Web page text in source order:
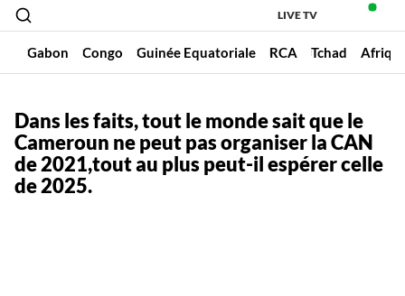
LIVE TV
Gabon Congo Guinée Equatoriale RCA Tchad
Dans les faits, tout le monde sait que le
Cameroun ne peut pas organiser la CAN
de 2021,tout au plus peut-il espérer celle
de 2025.